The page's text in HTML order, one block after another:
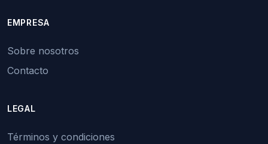
EMPRESA
Sobre nosotros
Contacto
LEGAL
Términos y condiciones